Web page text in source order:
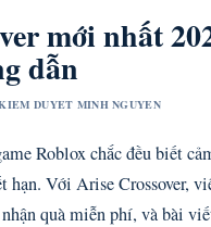
mới nhất
dẫn
DUYET MINH NGUYEN
Roblox chắc đều biết
hạn. Với Arise Crossover,
quà miễn phí, và bài